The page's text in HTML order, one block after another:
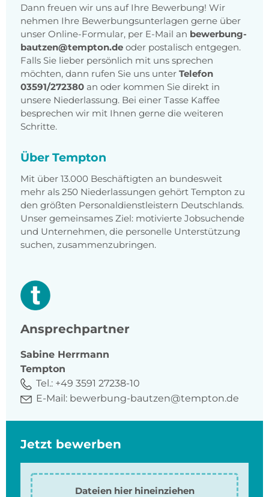
Dann freuen wir uns auf Ihre Bewerbung! Wir
nehmen Ihre Bewerbungsunterlagen gerne über
unser Online-Formular, per E-Mail an bewerbung-
bautzen@tempton.de oder postalisch entgegen.
Falls Sie lieber persönlich mit uns sprechen
möchten, dann rufen Sie uns unter Telefon
03591/272380 an oder kommen Sie direkt in
unsere Niederlassung. Bei einer Tasse Kaffee
besprechen wir mit Ihnen gerne die weiteren
Schritte.
Über Tempton
Mit über 13.000 Beschäftigten an bundesweit
mehr als 250 Niederlassungen gehört Tempton zu
den größten Personaldienstleistern Deutschlands.
Unser gemeinsames Ziel: motivierte Jobsuchende
und Unternehmen, die personelle Unterstützung
suchen, zusammenzubringen.
Ansprechpartner
Sabine Herrmann
Tempton
Tel.: +49 3591 27238-10
E-Mail: bewerbung-bautzen@tempton.de
Jetzt bewerben
Dateien hier hineinziehen